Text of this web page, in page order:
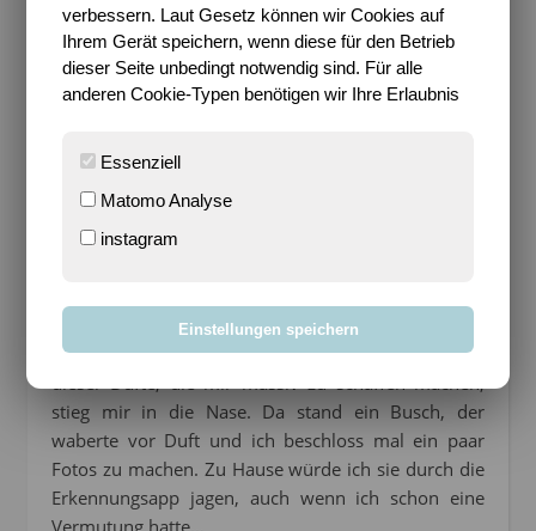
Nun stand ich da also vor der Schule und einer
stieg mir in die Nase. Da stand ein Busch, der
waberte vor Duft und ich beschloss mal ein paar
Fotos zu machen. Zu Hause würde ich sie durch die
Erkennungsapp jagen, auch wenn ich schon eine
Vermutung hatte…
verbessern. Laut Gesetz können wir Cookies auf
Ihrem Gerät speichern, wenn diese für den Betrieb
dieser Seite unbedingt notwendig sind. Für alle
anderen Cookie-Typen benötigen wir Ihre Erlaubnis
Essenziell
Matomo Analyse
instagram
Einstellungen speichern